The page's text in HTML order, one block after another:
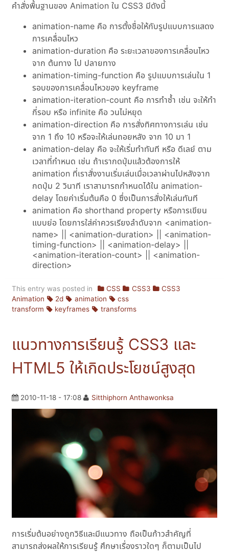
คำสั่งพื้นฐานของ Animation ใน CSS3 มีดังนี้
animation-name คือ การตั้งชื่อให้กับรูปแบบการแสดง
การเคลื่อนไหว
animation-duration คือ ระยะเวลาของการเคลื่อนไหว
จาก ต้นทาง ไป ปลายทาง
animation-timing-function คือ รูปแบบการเล่นใน 1
รอบของการเคลื่อนไหวของ keyframe
animation-iteration-count คือ การทำซ้ำ เช่น จะให้ทำ
กี่รอบ หรือ infinite คือ วนไม่หยุด
animation-direction คือ การสั่งทิศทางการเล่น เช่น
จาก 1 ถึง 10 หรือจะให้เล่นถอยหลัง จาก 10 มา 1
animation-delay คือ จะให้เริ่มทำทันที หรือ ดีเลย์ ตาม
เวลาที่กำหนด เช่น ถ้าเรากดปุ่มแล้วต้องการให้
animation ที่เราสั่งงานเริ่มเล่นเมื่อเวลาผ่านไปหลังจาก
กดปุ่ม 2 วินาที เราสามารถกำหนดได้ใน animation-
delay โดยค่าเริ่มต้นคือ 0 ซึ่งเป็นการสั่งให้เล่นทันที
animation คือ shorthand property หรือการเขียน
แบบย่อ โดยการใส่ค่าควรเรียงลำดับจาก <animation-
name> || <animation-duration> || <animation-
timing-function> || <animation-delay> ||
<animation-iteration-count> || <animation-
direction>
This entry was posted in CSS CSS3
CSS3
Animation
2d animation
css
transform
keyframes transforms
แนวทางการเรียนรู้ CSS3 และ
HTML5 ให้เกิดประโยชน์สูงสุด
2010-11-18 - 17:08 Sitthiphorn Anthawonksa
การเริ่มต้นอย่างถูกวิธีและมีแนวทาง ถือเป็นก้าวสำคัญที่
สามารถส่งผลให้การเรียนรู้ ศึกษาเรื่องราวใดๆ ก็ตามเป็นไป